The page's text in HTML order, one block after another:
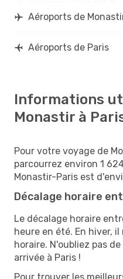
Aéroports de
Aéroports de Paris
Informations
Monastir à
Pour votre voyage de
parcourrez environ 1
Monastir-Paris est
Décalage horaire
Le décalage horaire
heure en été. En hiver,
horaire. N'oubliez pas
arrivée à Paris !